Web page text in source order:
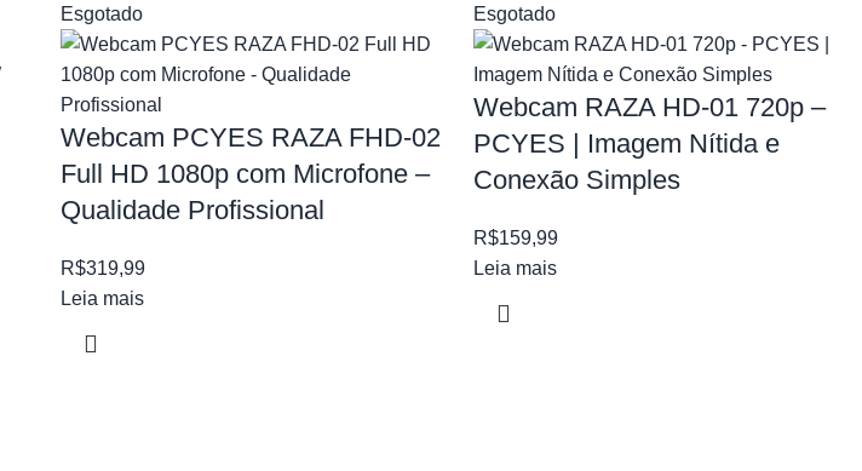
Esgotado
Webcam PCYES RAZA FHD-02
Full HD 1080p com Microfone –
Qualidade Profissional
R$319,99
Leia mais
Esgotado
Webcam RAZA HD-01 720p –
PCYES | Imagem Nítida e
Conexão Simples
R$159,99
Leia mais